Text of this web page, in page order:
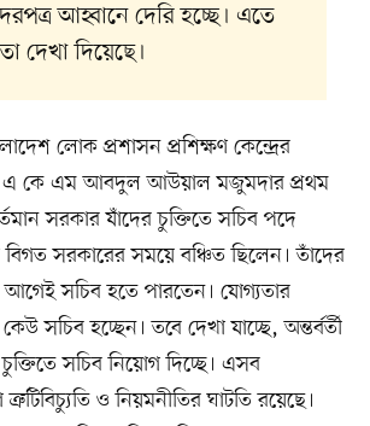
আহ্বানে দেরি হচ্ছে। এতে
দেখা দিয়েছে।
লোক প্রশাসন প্রশিক্ষণ কেন্দ্রের
এ কে এম আবদুল আউয়াল মজুমদার প্রথম
সরকার যাঁদের চুক্তিতে সচিব পদে
বিগত সরকারের সময়ে বঞ্চিত ছিলেন। তাঁদের
সচিব হতে পারতেন। যোগ্যতার
সচিব হচ্ছেন। তবে দেখা যাচ্ছে, অন্তর্বর্তী
সচিব নিয়োগ দিচ্ছে। এসব
ত্রুটিবিচ্যুতি ও নিয়মনীতির ঘাটতি রয়েছে।